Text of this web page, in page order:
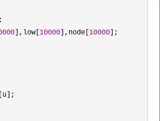
],low[ 10000 ],node[ 10000